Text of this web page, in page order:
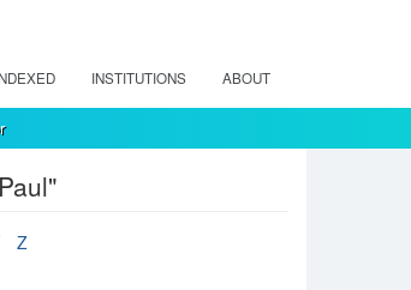
INSTITUTIONS ABOUT
Z